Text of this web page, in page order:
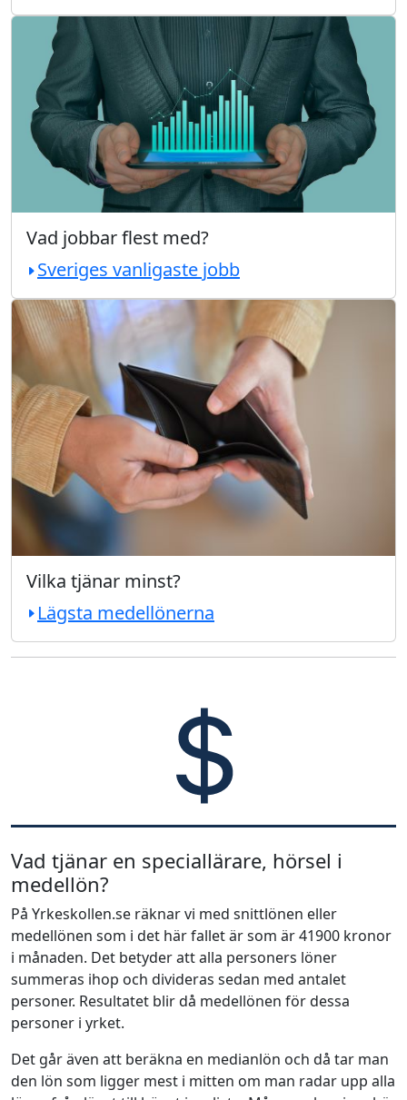
Vad jobbar flest med?
Sveriges vanligaste jobb
Vilka tjänar minst?
Lägsta medellönerna
Vad tjänar en speciallärare, hörsel i
medellön?
På Yrkeskollen.se räknar vi med snittlönen eller
medellönen som i det här fallet är som är 41900 kronor
i månaden. Det betyder att alla personers löner
summeras ihop och divideras sedan med antalet
personer. Resultatet blir då medellönen för dessa
personer i yrket.
Det går även att beräkna en medianlön och då tar man
den lön som ligger mest i mitten om man radar upp alla